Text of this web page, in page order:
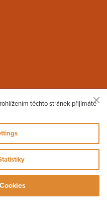
těchto stránek přijímáte